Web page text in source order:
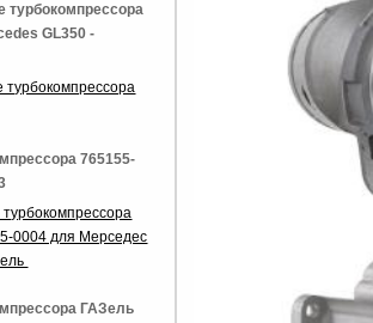
турбокомпрессора
GL350 -
турбокомпрессора
765155-
0004 для Мерседес
ГАЗель